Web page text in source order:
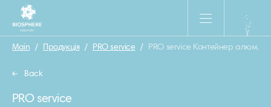
Main / Продукція / PRO service / PRO service Контейнер алюм.,
Back
PRO service